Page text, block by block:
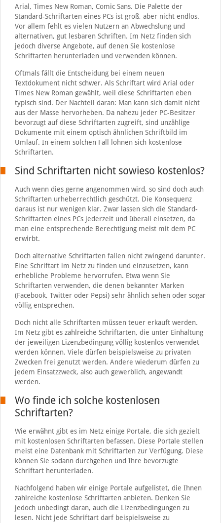
Arial, Times New Roman, Comic Sans. Die Palette der
Standard-Schriftarten eines PCs ist groß, aber nicht endlos.
Vor allem fehlt es vielen Nutzern an Abwechslung und
alternativen, gut lesbaren Schriften. Im Netz finden sich
jedoch diverse Angebote, auf denen Sie kostenlose
Schriftarten herunterladen und verwenden können.
Oftmals fällt die Entscheidung bei einem neuen
Textdokument nicht schwer. Als Schriftart wird Arial oder
Times New Roman gewählt, weil diese Schriftarten eben
typisch sind. Der Nachteil daran: Man kann sich damit nicht
aus der Masse hervorheben. Da nahezu jeder PC-Besitzer
bevorzugt auf diese Schriftarten zugreift, sind unzählige
Dokumente mit einem optisch ähnlichen Schriftbild im
Umlauf. In einem solchen Fall lohnen sich kostenlose
Schriftarten.
Sind Schriftarten nicht sowieso kostenlos?
Auch wenn dies gerne angenommen wird, so sind doch auch
Schriftarten urheberrechtlich geschützt. Die Konsequenz
daraus ist nur wenigen klar. Zwar lassen sich die Standard-
Schriftarten eines PCs jederzeit und überall einsetzen, da
man eine entsprechende Berechtigung meist mit dem PC
erwirbt.
Doch alternative Schriftarten fallen nicht zwingend darunter.
Eine Schriftart im Netz zu finden und einzusetzen, kann
erhebliche Probleme hervorrufen. Etwa wenn Sie
Schriftarten verwenden, die denen bekannter Marken
(Facebook, Twitter oder Pepsi) sehr ähnlich sehen oder sogar
völlig entsprechen.
Doch nicht alle Schriftarten müssen teuer erkauft werden.
Im Netz gibt es zahlreiche Schriftarten, die unter Einhaltung
der jeweiligen Lizenzbedingung völlig kostenlos verwendet
werden können. Viele dürfen beispielsweise zu privaten
Zwecken frei genutzt werden. Andere wiederum dürfen zu
jedem Einsatzzweck, also auch gewerblich, angewandt
werden.
Wo finde ich solche kostenlosen
Schriftarten?
Wie erwähnt gibt es im Netz einige Portale, die sich gezielt
mit kostenlosen Schriftarten befassen. Diese Portale stellen
meist eine Datenbank mit Schriftarten zur Verfügung. Diese
können Sie sodann durchgehen und Ihre bevorzugte
Schriftart herunterladen.
Nachfolgend haben wir einige Portale aufgelistet, die Ihnen
zahlreiche kostenlose Schriftarten anbieten. Denken Sie
jedoch unbedingt daran, auch die Lizenzbedingungen zu
lesen. Nicht jede Schriftart darf beispielsweise zu